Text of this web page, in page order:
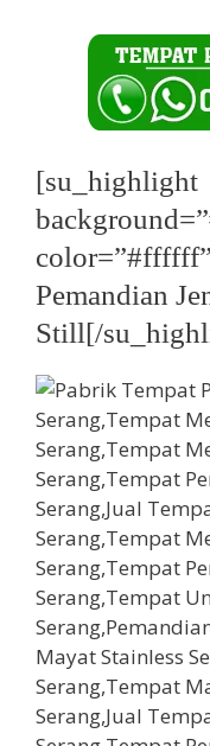
[su_highlight
Pemandian
Still[/